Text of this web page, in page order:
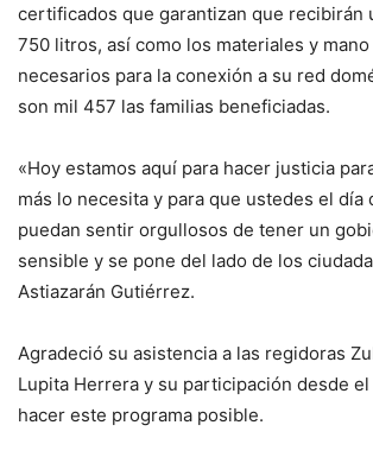
certificados que garantizan que recibirán
750 litros, así como los materiales y
necesarios para la conexión a su red
son mil 457 las familias beneficiadas.
«Hoy estamos aquí para hacer justicia
más lo necesita y para que ustedes el día
puedan sentir orgullosos de tener un
sensible y se pone del lado de los
Astiazarán Gutiérrez.
Agradeció su asistencia a las regidoras
Lupita Herrera y su participación desde
hacer este programa posible.